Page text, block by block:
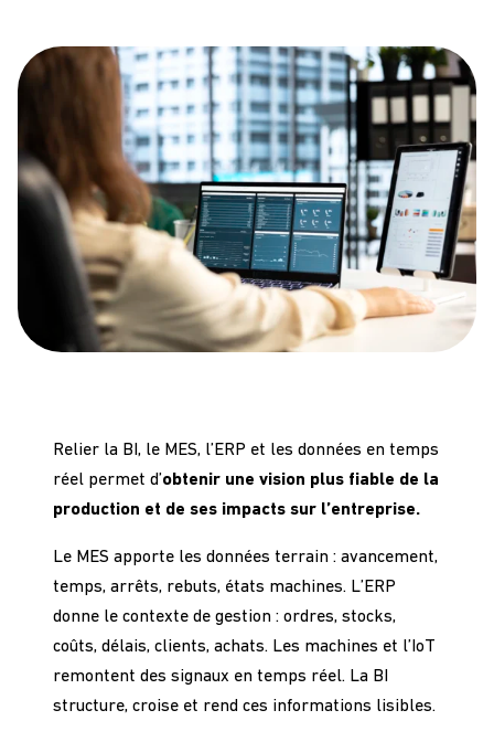
Relier la BI, le MES, l’ERP et les données en temps
réel permet d’obtenir une vision plus fiable de la
production et de ses impacts sur l’entreprise.
Le MES apporte les données terrain : avancement,
temps, arrêts, rebuts, états machines. L’ERP
donne le contexte de gestion : ordres, stocks,
coûts, délais, clients, achats. Les machines et l’IoT
remontent des signaux en temps réel. La BI
structure, croise et rend ces informations lisibles.